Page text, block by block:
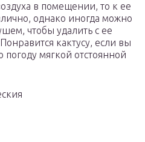
в помещении, то к ее
однако иногда можно
чтобы удалить с ее
кактусу, если вы
мягкой отстоянной